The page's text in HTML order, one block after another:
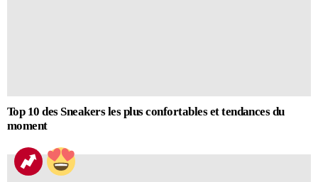
Top 10 des Sneakers les plus confortables et tendances du
moment